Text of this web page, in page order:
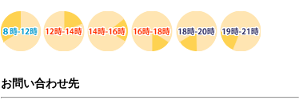
お問い合わせ先